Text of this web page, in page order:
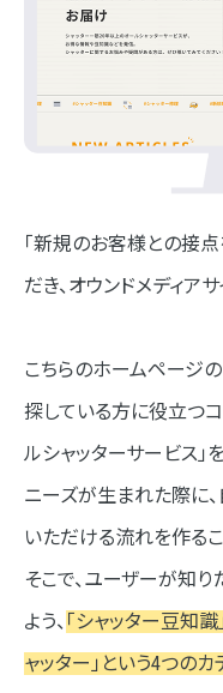
「新規のお客様との接
だき、オウンドメディア
こちらのホームページ
探している方に役立つコ
ルシャッターサービス」
ニーズが生まれた際に
いただける流れを作るこ
そこで、ユーザーが知
よう、 「シャッター豆知識
ャッター」という4つの